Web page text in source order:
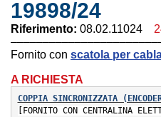
19898/24
Riferimento: 08.02.11024
Fornito con scatola per
A RICHIESTA
COPPIA SINCRONIZZATA
[FORNITO CON CENTRALINA